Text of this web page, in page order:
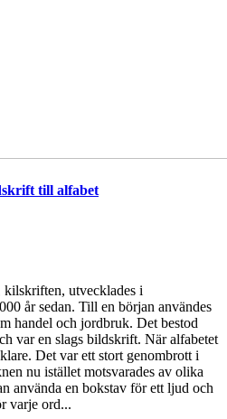
till alfabet
kilskriften, utvecklades i
år sedan. Till en början användes
handel och jordbruk. Det bestod
var en slags bildskrift. När alfabetet
Det var ett stort genombrott i
nu istället motsvarades av olika
använda en bokstav för ett ljud och
varje ord...